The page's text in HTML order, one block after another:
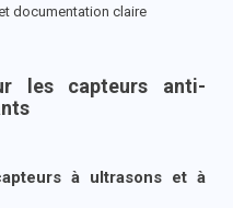
documentation claire
les capteurs anti-
à ultrasons et à